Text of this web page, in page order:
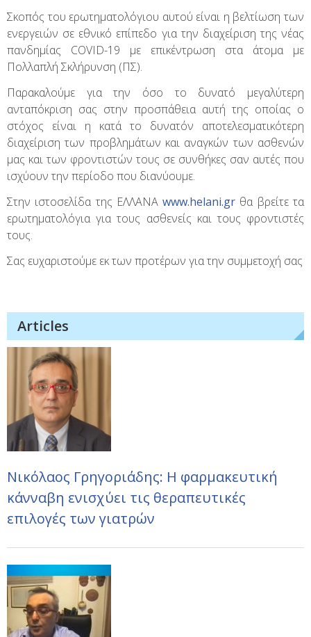
Σκοπός του ερωτηματολόγιου αυτού είναι η βελτίωση των
ενεργειών σε εθνικό επίπεδο για την διαχείριση της νέας
πανδημίας COVID-19 με επικέντρωση στα άτομα με
Πολλαπλή Σκλήρυνση (ΠΣ).
Παρακαλούμε για την όσο το δυνατό μεγαλύτερη
ανταπόκριση σας στην προσπάθεια αυτή της οποίας ο
στόχος είναι η κατά το δυνατόν αποτελεσματικότερη
διαχείριση των προβλημάτων και αναγκών των ασθενών
μας και των φροντιστών τους σε συνθήκες σαν αυτές που
ισχύουν την περίοδο που διανύουμε.
Στην ιστοσελίδα της ΕΛΛΑΝΑwww.helani.gr θα βρείτε τα
ερωτηματολόγια για τους ασθενείς και τους φροντιστές
τους.
Σας ευχαριστούμε εκ των προτέρων για την συμμετοχή σας
Articles
Νικόλαος Γρηγοριάδης: Η φαρμακευτική
κάνναβη ενισχύει τις θεραπευτικές
επιλογές των γιατρών